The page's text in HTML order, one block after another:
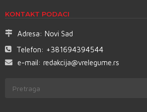
KONTAKT PODACI
Adresa: Novi Sad
Telefon: +381694394544
e-mail: redakcija@vrelegume.rs